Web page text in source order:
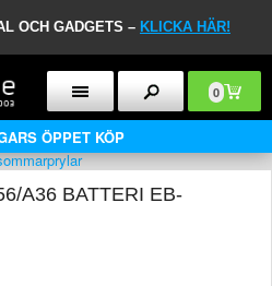
OCH GADGETS – KLICKA HÄR!
0
ÖPPET KÖP
A36 BATTERI EB-